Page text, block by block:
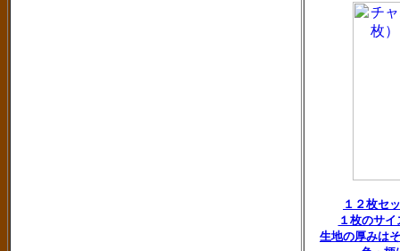
１２枚セ
１枚のサ
生地の厚みは